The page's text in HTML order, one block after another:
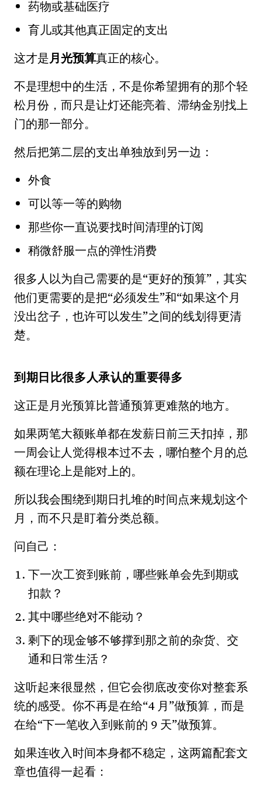
药物或基础医疗
育儿或其他真正固定的支出
这才是月光预算真正的核心。
不是理想中的生活，不是你希望拥有的那个轻
松月份，而只是让灯还能亮着、滞纳金别找上
门的那一部分。
然后把第二层的支出单独放到另一边：
外食
可以等一等的购物
那些你一直说要找时间清理的订阅
稍微舒服一点的弹性消费
很多人以为自己需要的是“更好的预算”，其实
他们更需要的是把“必须发生”和“如果这个月
没出岔子，也许可以发生”之间的线划得更清
楚。
到期日比很多人承认的重要得多
这正是月光预算比普通预算更难熬的地方。
如果两笔大额账单都在发薪日前三天扣掉，那
一周会让人觉得根本过不去，哪怕整个月的总
额在理论上是能对上的。
所以我会围绕到期日扎堆的时间点来规划这个
月，而不只是盯着分类总额。
问自己：
下一次工资到账前，哪些账单会先到期或
扣款？
其中哪些绝对不能动？
剩下的现金够不够撑到那之前的杂货、交
通和日常生活？
这听起来很显然，但它会彻底改变你对整套系
统的感受。你不再是在给“4 月”做预算，而是
在给“下一笔收入到账前的 9 天”做预算。
如果连收入时间本身都不稳定，这两篇配套文
章也值得一起看：